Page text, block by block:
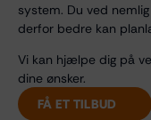
system. Du ved
derfor bedre kan
Vi kan hjælpe dig på
dine ønsker.
FÅ ET TILBUD